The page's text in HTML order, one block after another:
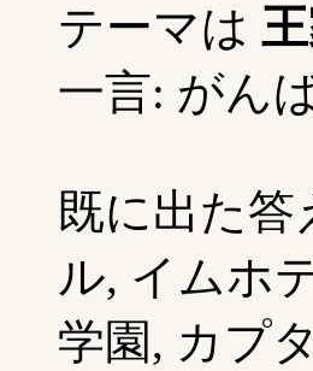
テーマは
一言: がん
既に出た
ル, イムホ
学園, カプ